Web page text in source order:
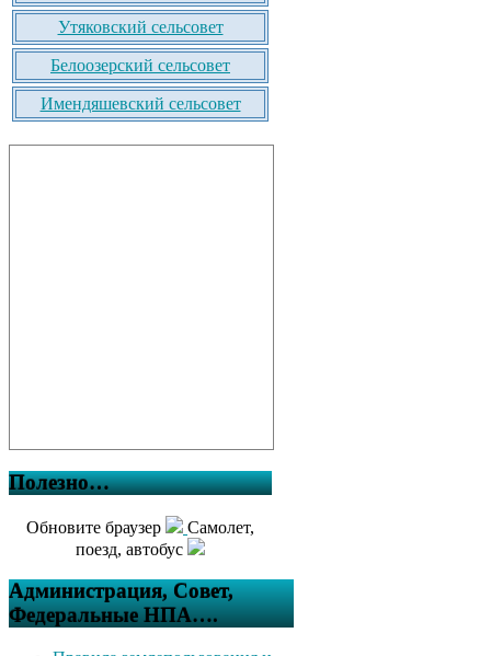
Утяковский сельсовет
Белоозерский сельсовет
Имендяшевский сельсовет
Полезно…
Обновите браузер
Самолет,
поезд, автобус
Администрация, Совет,
Федеральные НПА….